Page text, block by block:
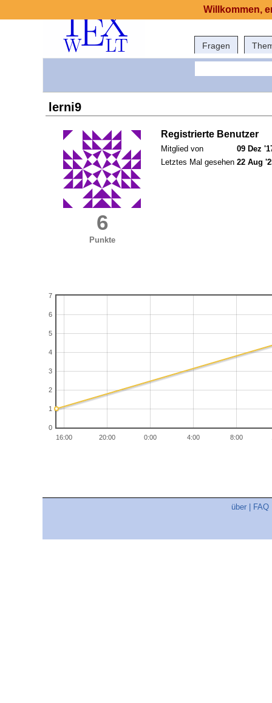
Fragen
lerni9
6
Punkte
Registrierte Benutzer
Mitglied von
09 Dez
Letztes Mal gesehen 22 Aug
16:00 20:00 0:00 4:00 8:00
0
1
2
3
4
5
6
7
über FAQ
Willkommen,